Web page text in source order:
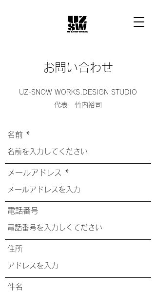
お問い合わせ
名前
メールアドレス
電話番号
住所
件名
UZ-SNOW WORKS.DESIGN STUDIO
代表 竹内裕司